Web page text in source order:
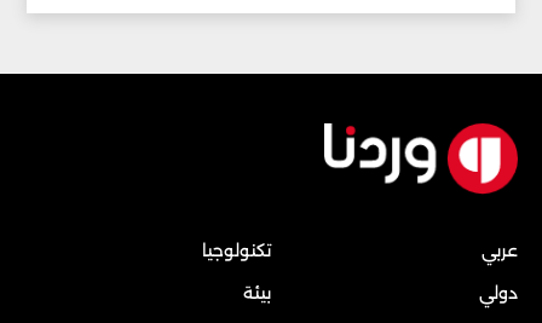
عربي
دولي
تكنولوجيا
بيئة